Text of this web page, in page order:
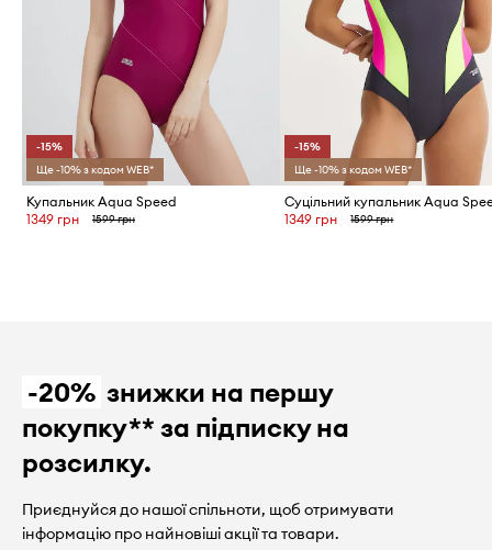
-15%
Ще -10% з кодом WEB*
Купальник Aqua Speed
1349 грн
1599 грн
-15%
Ще -10% з кодом WEB*
1349 грн 1599 грн
-20% знижки на першу
покупку** за підписку на
розсилку.
Приєднуйся до нашої спільноти, щоб отримувати
інформацію про найновіші акції та товари.